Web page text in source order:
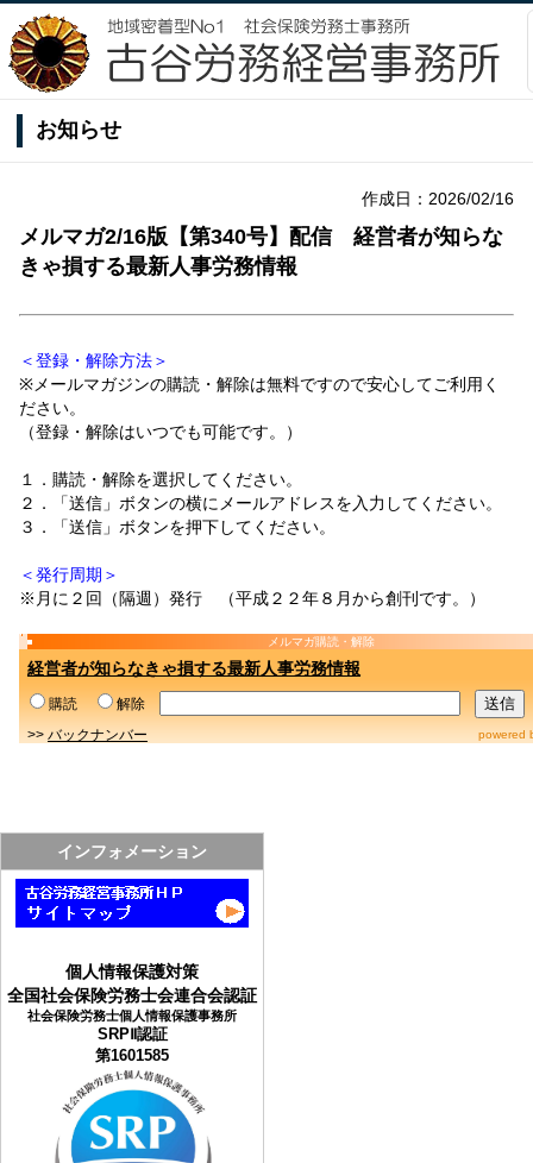
お知らせ
作成日：2026/02/16
メルマガ2/16版【第340号】配信 経営者が知らな
きゃ損する最新人事労務情報
＜登録・解除方法＞
※メールマガジンの購読・解除は無料ですので安心してご利用く
ださい。
（登録・解除はいつでも可能です。）
１．購読・解除を選択してください。
２．「送信」ボタンの横にメールアドレスを入力してください。
３．「送信」ボタンを押下してください。
＜発行周期＞
※月に２回（隔週）発行 （平成２２年８月から創刊です。）
メルマガ購読・解除
経営者が知らなきゃ損する最新人事労務情報
購読
解除
>> バックナンバー powered
インフォメーション
個人情報保護対策
全国社会保険労務士会連合会認証
社会保険労務士個人情報保護事務所
SRPⅡ認証
第1601585